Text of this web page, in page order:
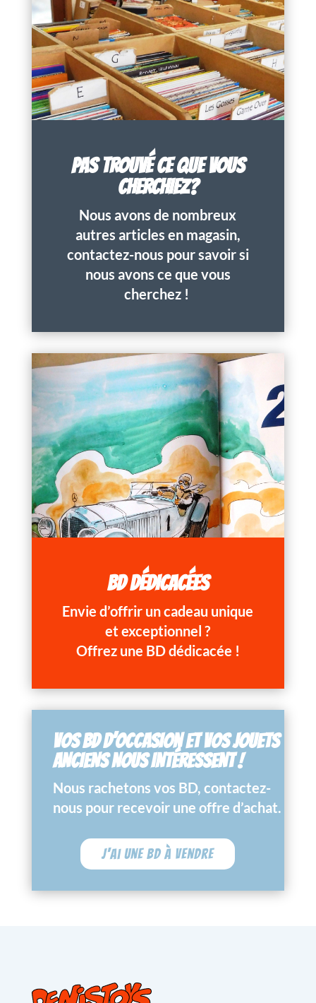
PAS TROUVÉ CE QUE VOUS
CHERCHIEZ?
Nous avons de nombreux
autres articles en magasin,
contactez-nous pour savoir si
nous avons ce que vous
cherchez !
BD DÉDICACÉES
Envie d’offrir un cadeau unique
et exceptionnel ?
Offrez une BD dédicacée !
VOS BD D’OCCASION ET VOS JOUETS
ANCIENS NOUS INTÉRESSENT !
Nous rachetons vos BD, contactez-
nous pour recevoir une offre d’achat.
J'ai une BD à vendre